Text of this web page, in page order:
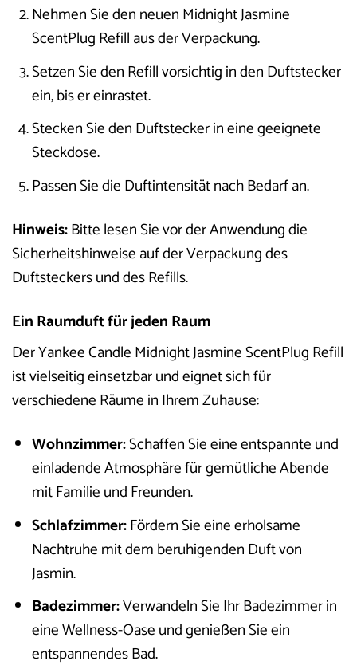
Nehmen Sie den neuen Midnight Jasmine
ScentPlug Refill aus der Verpackung.
Setzen Sie den Refill vorsichtig in den Duftstecker
ein, bis er einrastet.
Stecken Sie den Duftstecker in eine geeignete
Steckdose.
Passen Sie die Duftintensität nach Bedarf an.
Hinweis:Bitte lesen Sie vor der Anwendung die
Sicherheitshinweise auf der Verpackung des
Duftsteckers und des Refills.
Ein Raumduft für jeden Raum
Der Yankee Candle Midnight Jasmine ScentPlug Refill
ist vielseitig einsetzbar und eignet sich für
verschiedene Räume in Ihrem Zuhause:
Wohnzimmer:Schaffen Sie eine entspannte und
einladende Atmosphäre für gemütliche Abende
mit Familie und Freunden.
Schlafzimmer:Fördern Sie eine erholsame
Nachtruhe mit dem beruhigenden Duft von
Jasmin.
Badezimmer:Verwandeln Sie Ihr Badezimmer in
eine Wellness-Oase und genießen Sie ein
entspannendes Bad.